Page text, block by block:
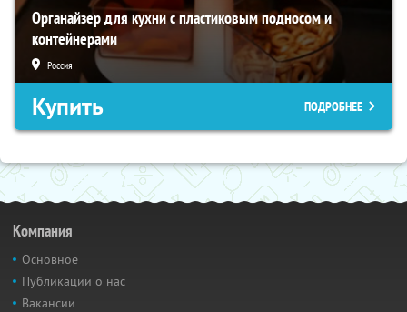
Органайзер для кухни с пластиковым подносом и
контейнерами
Россия
Купить ПОДРОБНЕЕ
Компания
Основное
Публикации о нас
Вакансии